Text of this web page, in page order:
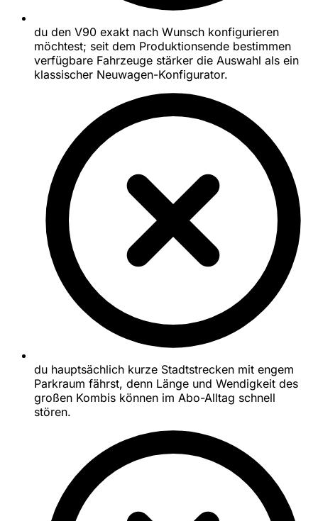
du den V90 exakt nach Wunsch konfigurieren
möchtest; seit dem Produktionsende bestimmen
verfügbare Fahrzeuge stärker die Auswahl als ein
klassischer Neuwagen-Konfigurator.
du hauptsächlich kurze Stadtstrecken mit engem
Parkraum fährst, denn Länge und Wendigkeit des
großen Kombis können im Abo-Alltag schnell
stören.